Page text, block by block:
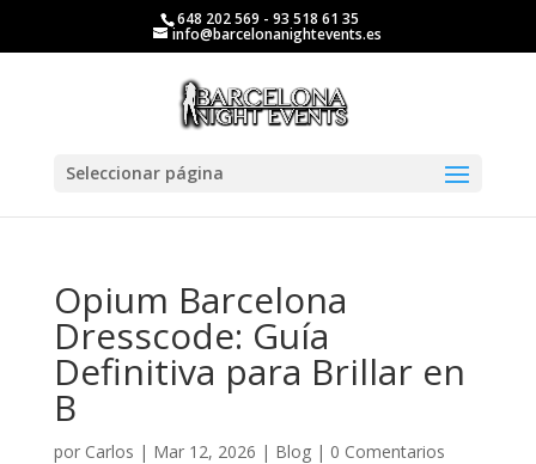
648 202 569 - 93 518 61 35
info@barcelonanightevents.es
Seleccionar página
Opium Barcelona
Dresscode: Guía
Definitiva para Brillar en
B
por Carlos | Mar 12, 2026 | Blog| 0 Comentarios